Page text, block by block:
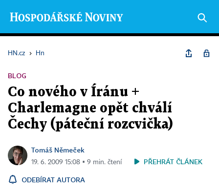
HN.cz › Hn
BLOG
Co nového v Íránu +
Charlemagne opět chválí
Čechy (páteční rozcvička)
Tomáš Němeček
19. 6. 2009 15:08 ▪ 9 min. čtení PŘEHRÁT ČLÁNEK
ODEBÍRAT AUTORA